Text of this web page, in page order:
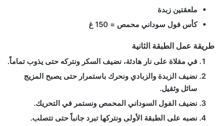
ملعقتين زبدة
كأس فول سوداني محمص = 150 غ
طريقة عمل الطبقة الثانية
في مقلاة على نار هادئة، نضيف السكر ونتركه حتى يذوب تماماً.
نضيف الزبدة والزبادي ونحرك باستمرار حتى يصبح المزيج
سائل وثقيل.
نضيف الفول السوداني المحمص ونستمر في التحريك.
نصبه على الطبقة الأولى ونتركها تبرد جانباً حتى تتصلب.